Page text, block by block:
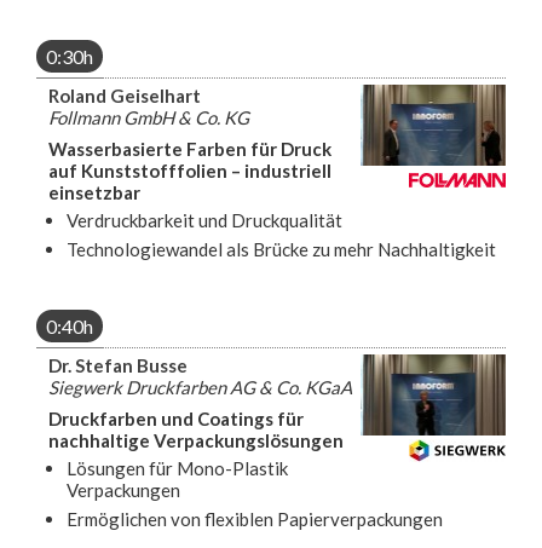
0:30h
Roland Geiselhart
Follmann GmbH & Co. KG
Wasserbasierte Farben für Druck
auf Kunststofffolien – industriell
einsetzbar
Verdruckbarkeit und Druckqualität
Technologiewandel als Brücke zu mehr Nachhaltigkeit
0:40h
Dr. Stefan Busse
Siegwerk Druckfarben AG & Co. KGaA
Druckfarben und Coatings für
nachhaltige Verpackungslösungen
Lösungen für Mono-Plastik
Verpackungen
Ermöglichen von flexiblen Papierverpackungen